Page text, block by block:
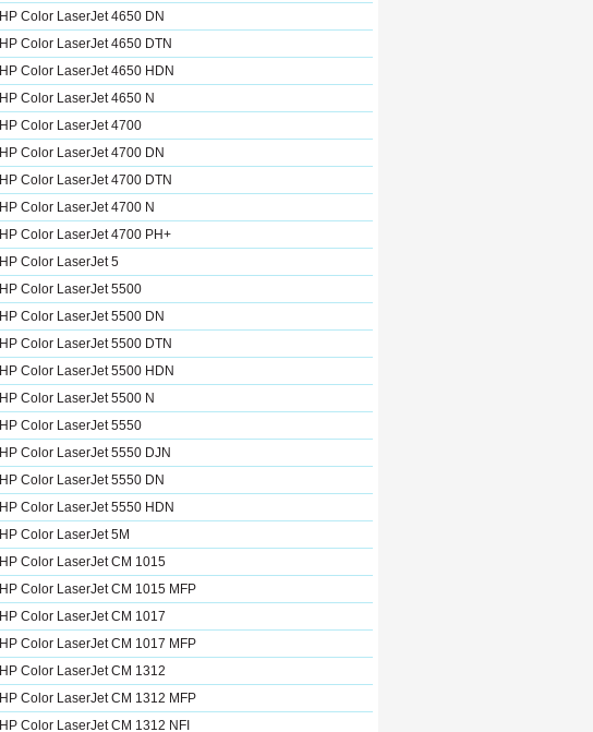
HP Color LaserJet 4650 DN
HP Color LaserJet 4650 DTN
HP Color LaserJet 4650 HDN
HP Color LaserJet 4650 N
HP Color LaserJet 4700
HP Color LaserJet 4700 DN
HP Color LaserJet 4700 DTN
HP Color LaserJet 4700 N
HP Color LaserJet 4700 PH+
HP Color LaserJet 5
HP Color LaserJet 5500
HP Color LaserJet 5500 DN
HP Color LaserJet 5500 DTN
HP Color LaserJet 5500 HDN
HP Color LaserJet 5500 N
HP Color LaserJet 5550
HP Color LaserJet 5550 DJN
HP Color LaserJet 5550 DN
HP Color LaserJet 5550 HDN
HP Color LaserJet 5M
HP Color LaserJet CM 1015
HP Color LaserJet CM 1015 MFP
HP Color LaserJet CM 1017
HP Color LaserJet CM 1017 MFP
HP Color LaserJet CM 1312
HP Color LaserJet CM 1312 MFP
HP Color LaserJet CM 1312 NFI